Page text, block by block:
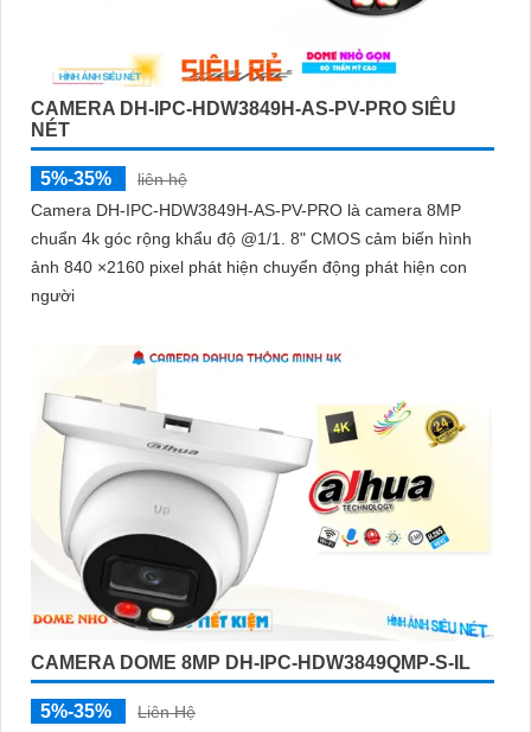
CAMERA DH-IPC-HDW3849H-AS-PV-PRO SIÊU
NÉT
5%-35%
liên hệ
Camera DH-IPC-HDW3849H-AS-PV-PRO là camera 8MP
chuẩn 4k góc rộng khẩu độ @1/1. 8" CMOS cảm biến hình
ảnh 840 ×2160 pixel phát hiện chuyển động phát hiện con
người
CAMERA DOME 8MP DH-IPC-HDW3849QMP-S-IL
5%-35%
Liên Hệ